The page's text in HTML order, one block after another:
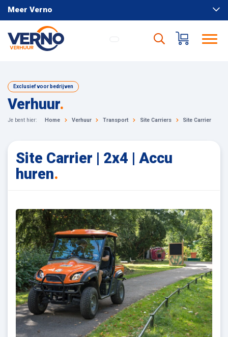
Meer Verno
Exclusief voor bedrijven
Verhuur.
Je bent hier: Home Verhuur Transport Site Carriers Site Carrier | 2x4
Site Carrier | 2x4 | Accu
huren.